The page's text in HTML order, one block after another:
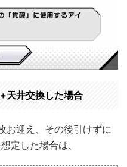
天井交換した場合
お迎え、その後引けずに
定した場合は、